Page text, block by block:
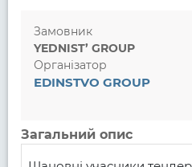
Замовник
YEDNIST’ GROUP
Організатор
EDINSTVO GROUP
Загальний опис